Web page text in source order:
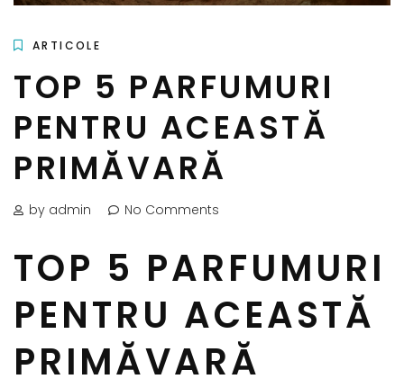
ARTICOLE
TOP 5 PARFUMURI
PENTRU ACEASTĂ
PRIMĂVARĂ
by admin No Comments
TOP 5 PARFUMURI
PENTRU ACEASTĂ
PRIMĂVARĂ